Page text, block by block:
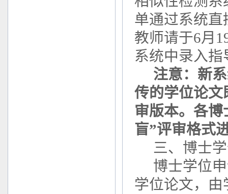
单通过系统
教师请于6月
系统中录入
注意：新
传的学位论文
审版本。各
盲”评审格式
三、博士
博士学位
学位论文，